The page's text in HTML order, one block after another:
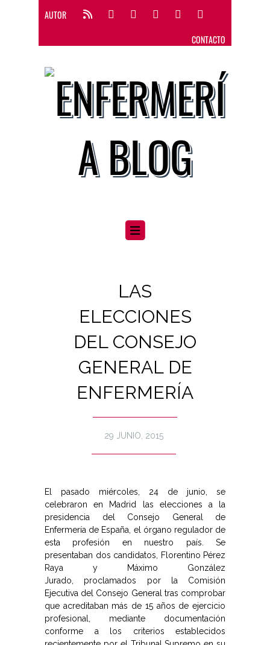
AUTOR
CONTACTO
LAS
ELECCIONES
DEL CONSEJO
GENERAL DE
ENFERMERÍA
29 JUNIO, 2015
El pasado miércoles, 24 de junio, se
celebraron en Madrid las elecciones a la
presidencia del Consejo General de
Enfermería de España, el órgano regulador de
esta profesión en nuestro país. Se
presentaban dos candidatos, Florentino Pérez
Raya y Máximo González
Jurado, proclamados por la Comisión
Ejecutiva del Consejo General tras comprobar
que acreditaban más de 15 años de ejercicio
profesional, mediante documentación
conforme a los criterios establecidos